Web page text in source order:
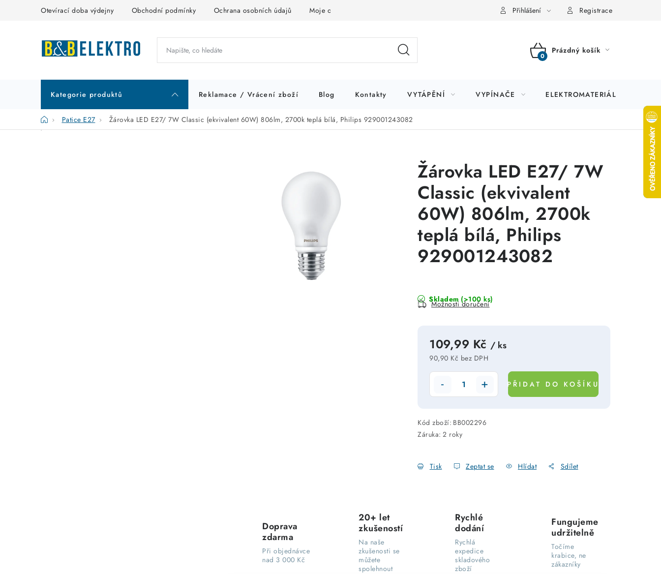
Otevírací doba výdejny Obchodní podmínky Ochrana osobních údajů Moje objednávka Přihlášení Registrace
NÁKUPNÍ
Prázdný košík
Kategorie produktů Reklamace / Vrácení zboží Blog Kontakty VYTÁPĚNÍ VYPÍNAČE ELEKTROMATERIÁL
DomůPatice E27 Žárovka LED E27/ 7W Classic (ekvivalent 60W) 806lm, 2700k teplá bílá, Philips 929001243082
P
Žárovka LED E27/ 7W
Classic (ekvivalent
60W) 806lm, 2700k
teplá bílá, Philips
929001243082
Skladem (>100 ks)
Možnosti doručení
109,99 Kč / ks
90,90 Kč bez DPH
PŘIDAT DO KOŠÍKU
Kód zboží: BB002296
Záruka: 2 roky
Tisk Zeptat se Hlídat Sdílet
Doprava
zdarma
Při objednávce
nad 3 000 Kč
20+ let
zkušeností
Na naše
zkušenosti se
můžete
spolehnout
Rychlé
dodání
Rychlá
expedice
skladového
zboží
Fungujeme
udržitelně
Točíme
krabice, ne
zákazníky